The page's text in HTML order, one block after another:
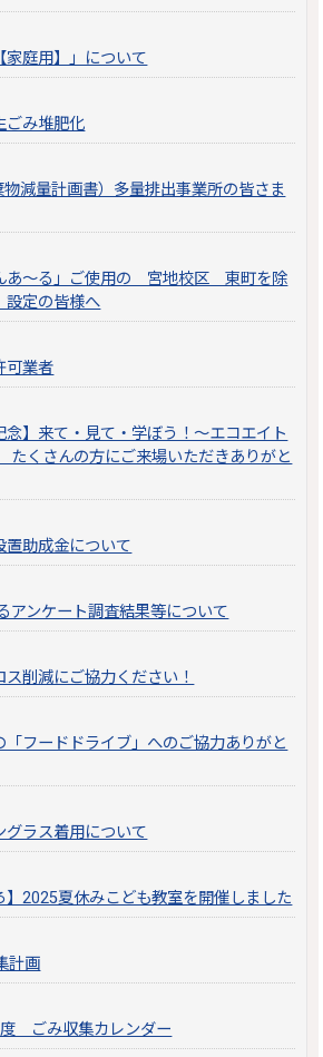
家庭用】」について
ごみ堆肥化
物減量計画書）多量排出事業所の皆さま
あ～る」ご使用の 宮地校区 東町を除
定の皆様へ
可業者
念】来て・見て・学ぼう！～エコエイト
くさんの方にご来場いただきありがと
置助成金について
アンケート調査結果等について
削減にご協力ください！
フードドライブ」へのご協力ありがと
グラス着用について
】2025夏休みこども教室を開催しました
計画
ごみ収集カレンダー